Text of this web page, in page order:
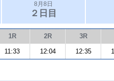
8月8日
２日目
1R 2R 3R
11:33 12:04 12:35